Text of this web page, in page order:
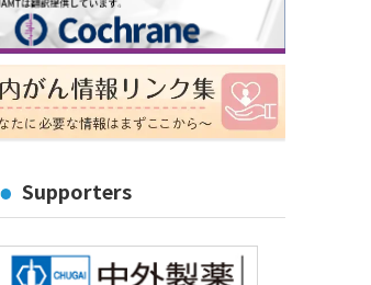
Supporters